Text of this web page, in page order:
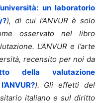
un laboratorio
), di cui l’ANVUR è solo
osservato nel libro
L’ANVUR e l’arte
recensito per noi da
della valutazione
). Gli effetti del
italiano e sul diritto